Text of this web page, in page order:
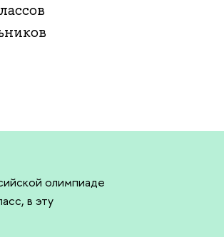
олимпиаде
в эту